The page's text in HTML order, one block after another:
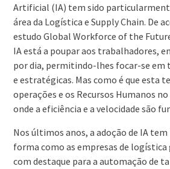
Artificial (IA) tem sido
área da Logística e Supply Chain. De
estudo Global Workforce of the
IA está a poupar aos trabalhadores,
por dia, permitindo-lhes focar-se em
e estratégicas. Mas como é que esta
operações e os Recursos Humanos
onde a eficiência e a velocidade são
Nos últimos anos, a adoção de IA
forma como as empresas de logística
com destaque para a automação de